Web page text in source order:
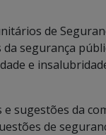
de
segurança
e
e sugestões da
de